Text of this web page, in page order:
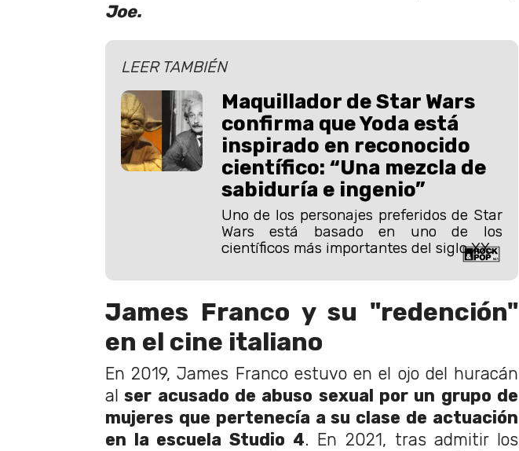
Joe.
LEER TAMBIÉN
Maquillador de Star Wars
confirma que Yoda está
inspirado en reconocido
científico: “Una mezcla de
sabiduría e ingenio”
Uno de los personajes preferidos de Star
Wars está basado en uno de los
científicos más importantes del siglo XX.
James Franco y su "redención"
en el cine italiano
En 2019, James Franco estuvo en el ojo del huracán
al ser acusado de abuso sexual por un grupo de
mujeres que pertenecía a su clase de actuación
en la escuela Studio 4. En 2021, tras admitir los